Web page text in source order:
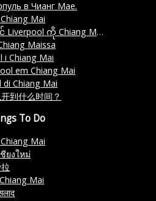
в Чианг Мае.
Mai
ကို Chiang Mai တွင် ဘုရင်နှင့် ကြည့်ပါမည်။
Maissa
i Chiang Mai
em Chiang Mai
Chiang Mai
到什么时间？
To Do
Mai
ยงใหม่
Mai